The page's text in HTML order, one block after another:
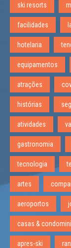
ski resorts
facilidades
hotelaria
equipamentos
atrações
histórias
atividades
gastronomia
tecnologia
artes
aeroportos
casas &
apres-ski